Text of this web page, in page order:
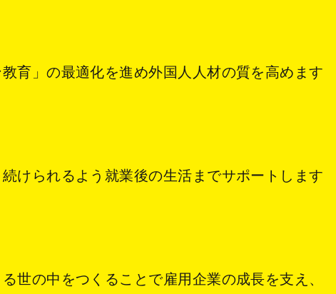
育」の最適化を進め外国人人材の質を高めます
けられるよう 就業後の生活までサポートします
世の中をつくることで雇用企業の成長を支え、